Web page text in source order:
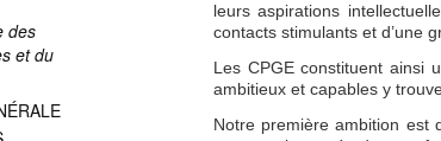
leurs aspirations
contacts stimulants et d’une
Les CPGE constituent ainsi
ambitieux et capables y
Notre première ambition est
des
et du